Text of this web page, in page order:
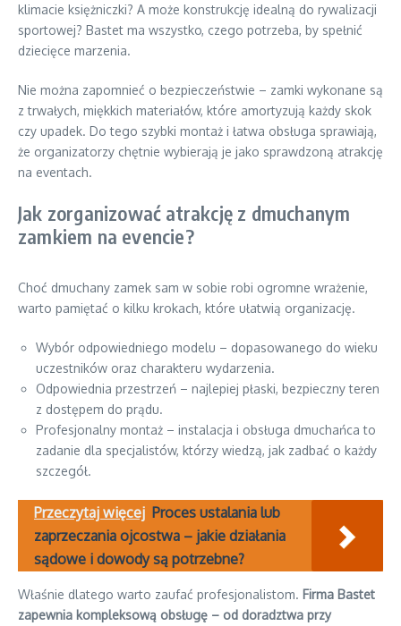
klimacie księżniczki? A może konstrukcję idealną do rywalizacji
sportowej? Bastet ma wszystko, czego potrzeba, by spełnić
dziecięce marzenia.
Nie można zapomnieć o bezpieczeństwie – zamki wykonane są
z trwałych, miękkich materiałów, które amortyzują każdy skok
czy upadek. Do tego szybki montaż i łatwa obsługa sprawiają,
że organizatorzy chętnie wybierają je jako sprawdzoną atrakcję
na eventach.
Jak zorganizować atrakcję z dmuchanym
zamkiem na evencie?
Choć dmuchany zamek sam w sobie robi ogromne wrażenie,
warto pamiętać o kilku krokach, które ułatwią organizację.
Wybór odpowiedniego modelu – dopasowanego do wieku
uczestników oraz charakteru wydarzenia.
Odpowiednia przestrzeń – najlepiej płaski, bezpieczny teren
z dostępem do prądu.
Profesjonalny montaż – instalacja i obsługa dmuchańca to
zadanie dla specjalistów, którzy wiedzą, jak zadbać o każdy
szczegół.
Przeczytaj więcej Proces ustalania lub
zaprzeczania ojcostwa – jakie działania
sądowe i dowody są potrzebne?
Właśnie dlatego warto zaufać profesjonalistom. Firma Bastet
zapewnia kompleksową obsługę – od doradztwa przy